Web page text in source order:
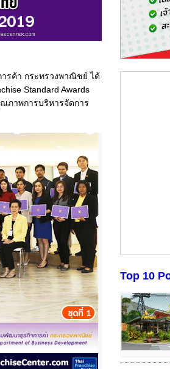
รค้า กระทรวงพาณิชย์ ได้
Standard Awards
ภาพการบริหารจัดการ
Top 10